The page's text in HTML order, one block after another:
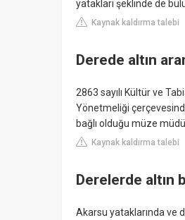
yatakları şeklinde de
Kaynak kaldırma talebi
Derede altın
2863 sayılı Kültür ve
Yönetmeliği
bağlı olduğu müze
Kaynak kaldırma talebi
Derelerde altın
Akarsu yataklarında ve